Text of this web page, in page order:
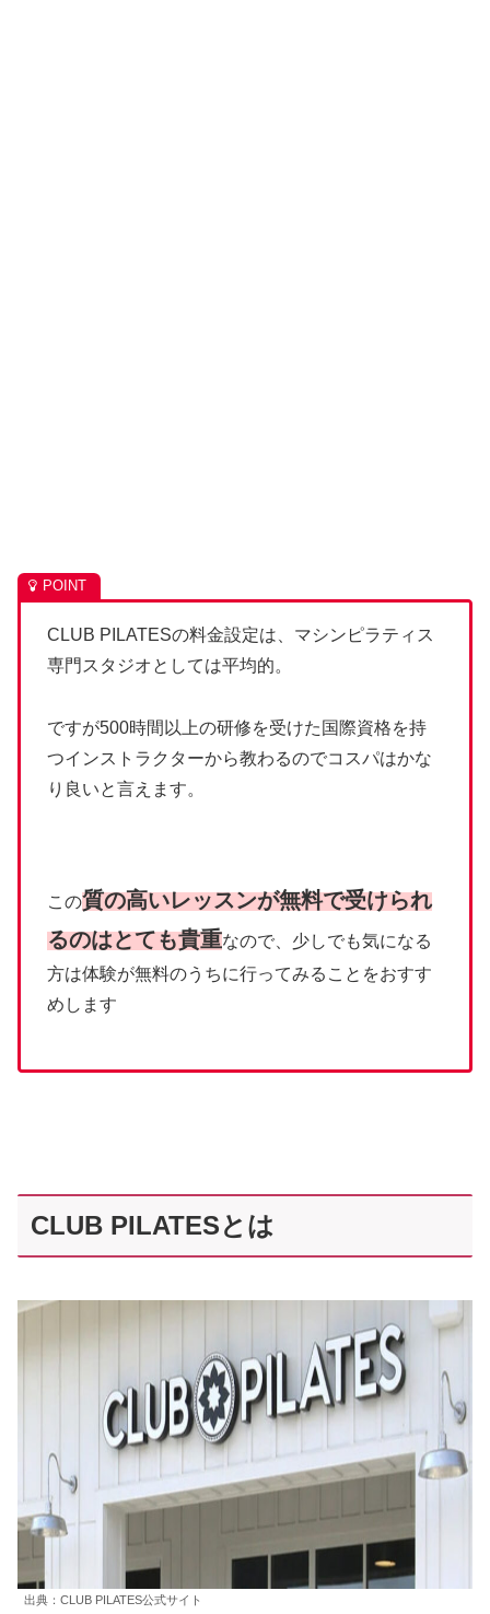
CLUB PILATESの料金設定は、マシンピラティス
専門スタジオとしては平均的。
ですが500時間以上の研修を受けた国際資格を持
つインストラクターから教わるのでコスパはかな
り良いと言えます。
この質の高いレッスンが無料で受けられ
るのはとても貴重なので、少しでも気になる
方は体験が無料のうちに行ってみることをおすす
めします
CLUB PILATESとは
出典：CLUB PILATES公式サイト